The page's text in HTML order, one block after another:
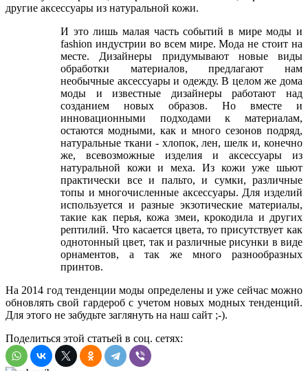
другие аксессуары из натуральной кожи.
И это лишь малая часть событий в мире моды и
fashion индустрии во всем мире. Мода не стоит на
месте. Дизайнеры придумывают новые виды
обработки материалов, предлагают нам
необычные аксессуары и одежду. В целом же дома
моды и известные дизайнеры работают над
созданием новых образов. Но вместе и
инновационными подходами к материалам,
остаются модными, как и много сезонов подряд,
натуральные ткани - хлопок, лен, шелк и, конечно
же, всевозможные изделия и аксессуары из
натуральной кожи и меха. Из кожи уже шьют
практически все и пальто, и сумки, различные
топы и многочисленные аксессуары. Для изделий
используется и разные экзотические материалы,
такие как перья, кожа змеи, крокодила и других
рептилий. Что касается цвета, то присутствует как
однотонный цвет, так и различные рисунки в виде
орнаментов, а так же много разнообразных
принтов.
На 2014 год тенденции моды определены и уже сейчас можно
обновлять свой гардероб с учетом новых модных тенденций.
Для этого не забудьте заглянуть на наш сайт ;-).
Поделиться этой статьей в соц. сетях: